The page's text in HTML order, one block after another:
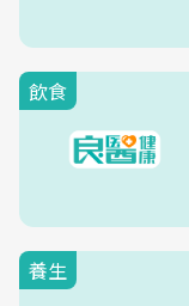
飲食
養生